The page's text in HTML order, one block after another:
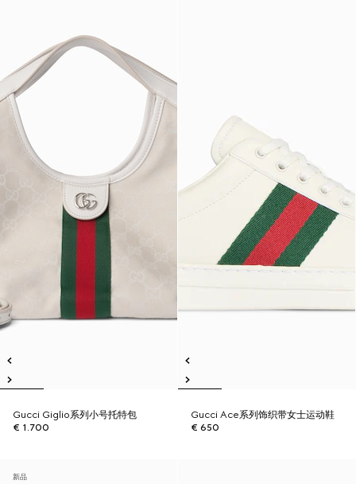
Gucci Giglio系列小号托特包
€ 1.700
Gucci Ace系列饰织带女士运动鞋
€ 650
新品